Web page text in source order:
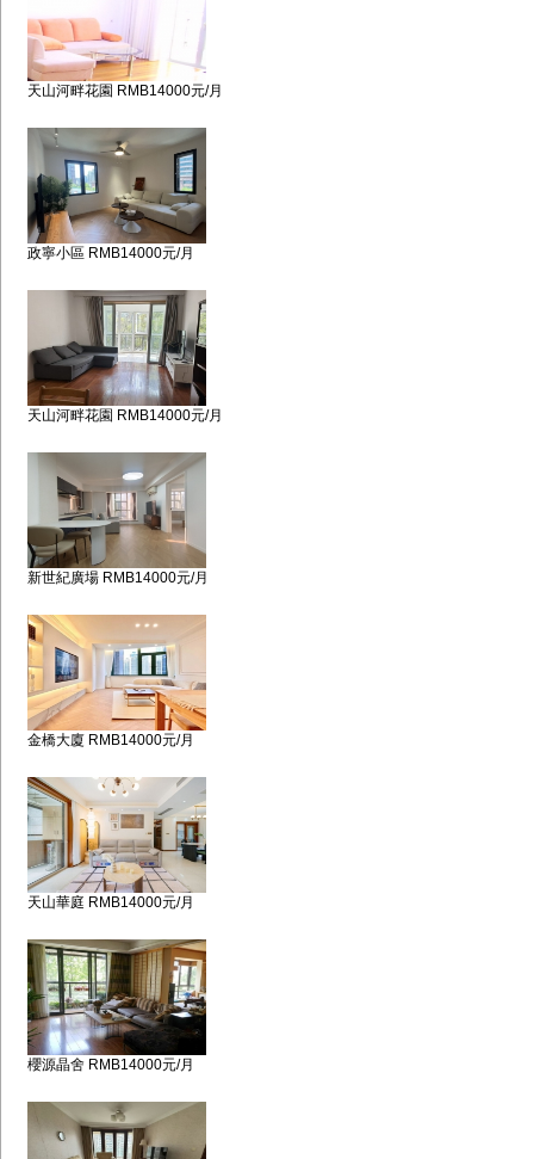
天山河畔花園 RMB14000元/月
政寧小區 RMB14000元/月
天山河畔花園 RMB14000元/月
新世紀廣場 RMB14000元/月
金橋大廈 RMB14000元/月
天山華庭 RMB14000元/月
櫻源晶舍 RMB14000元/月